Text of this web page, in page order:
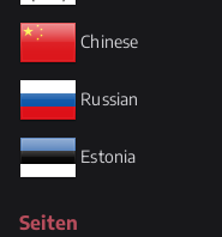
Chinese
Russian
Estonia
Seiten